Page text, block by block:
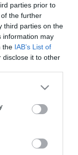
parties prior to
the further
third parties on the
information may
the IAB’s List of
disclose it to other
squadre al
definisce il tabellone